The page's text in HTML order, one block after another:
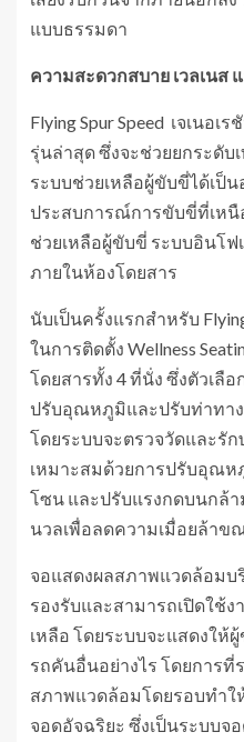
แบบธรรมดา
ความสะดวกสบาย เวลเนส
Flying Spur Speed ​ เจเนอ
รุ่นล่าสุด ซึ่งจะช่วยยกระดับ
ระบบช่วยเหลือผู้ขับขี่ได้เป็
ประสบการณ์การขับขี่ที่เหนื
ช่วยเหลือผู้ขับขี่ ระบบอินโฟ
ภายในห้องโดยสาร
นับเป็นครั้งแรกสำหรับ
ในการติดตั้ง Wellness
โดยสารทั้ง 4 ที่นั่ง ซึ่งตัวเลื
ปรับอุณหภูมิและปรับท่าทา
โดยระบบจะตรวจวัดและรั
เหมาะสมด้วยการปรับอุณห
โซน และปรับแรงกดบนกล้
นวลเพื่อลดความเมื่อยล้าข
จอแสดงผลสภาพแวดล้อม
รองรับและสามารถเปิดใช้
เหลือ โดยระบบจะแสดงให้
รถคันอื่นอย่างไร โดยการที่
สภาพแวดล้อมโดยรอบทำ
จอดอัจฉริยะ ซึ่งเป็นระบบ